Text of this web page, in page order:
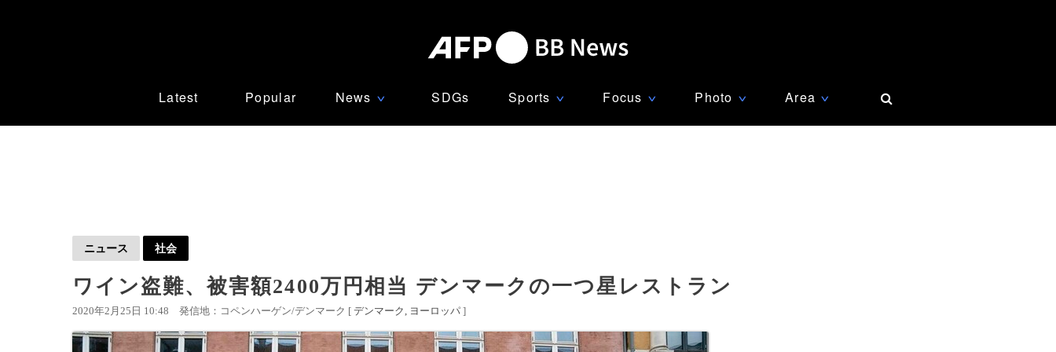
Latest Popular News ∨ SDGs Sports ∨ Focus ∨ Photo ∨ Area ∨
ニュース 社会
ワイン盗難、被害額2400万円相当 デンマークの一つ星レストラン
2020年2月25日 10:48 発信地：コペンハーゲン/デンマーク [ デンマーク ヨーロッパ ]